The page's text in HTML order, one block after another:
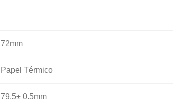
72mm
Papel Térmico
79.5± 0.5mm